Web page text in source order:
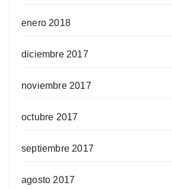
enero 2018
diciembre 2017
noviembre 2017
octubre 2017
septiembre 2017
agosto 2017